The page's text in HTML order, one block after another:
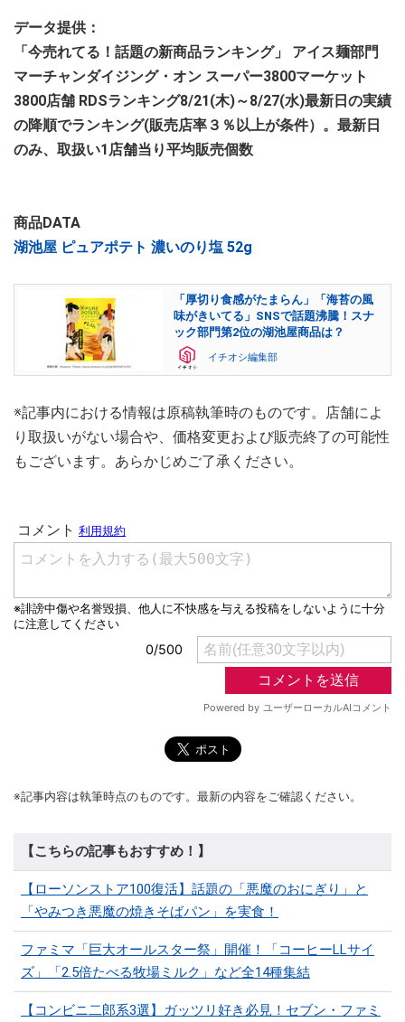
データ提供：
「今売れてる！話題の新商品ランキング」 アイス麺部門
マーチャンダイジング・オン スーパー3800マーケット
3800店舗 RDSランキング8/21(木)～8/27(水)最新日の実績
の降順でランキング(販売店率３％以上が条件）。最新日
のみ、取扱い1店舗当り平均販売個数
商品DATA
湖池屋 ピュアポテト 濃いのり塩 52g
「厚切り食感がたまらん」「海苔の風
味がきいてる」SNSで話題沸騰！スナ
ック部門第2位の湖池屋商品は？
イチオシ編集部
※記事内における情報は原稿執筆時のものです。店舗によ
り取扱いがない場合や、価格変更および販売終了の可能性
もございます。あらかじめご了承ください。
※記事内容は執筆時点のものです。最新の内容をご確認ください。
【こちらの記事もおすすめ！】
【ローソンストア100復活】話題の「悪魔のおにぎり」と
「やみつき悪魔の焼きそばパン」を実食！
ファミマ「巨大オールスター祭」開催！「コーヒーLLサイ
ズ」「2.5倍たべる牧場ミルク」など全14種集結
【コンビニ二郎系3選】ガッツリ好き必見！セブン・ファミ